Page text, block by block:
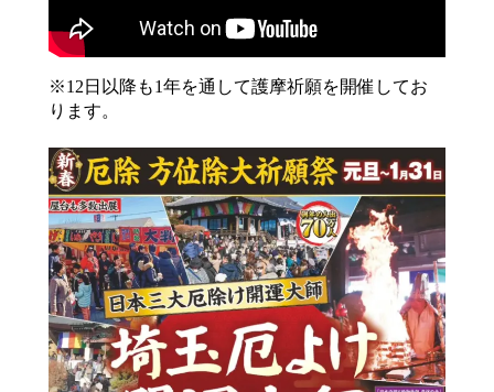
※12日以降も1年を通して護摩祈願を開催してお
ります。